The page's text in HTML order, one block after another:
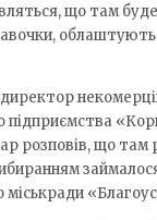
що там
облаштують
підприємства
розповів, що там
міськради